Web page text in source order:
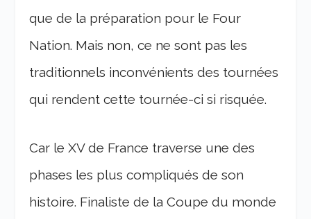
que de la préparation pour le Four
Nation. Mais non, ce ne sont pas les
traditionnels inconvénients des tournées
qui rendent cette tournée-ci si risquée.
Car le XV de France traverse une des
phases les plus compliqués de son
histoire. Finaliste de la Coupe du monde